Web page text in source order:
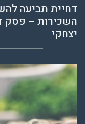
דחיית תביעה
השכירות – פסק
יצחקי